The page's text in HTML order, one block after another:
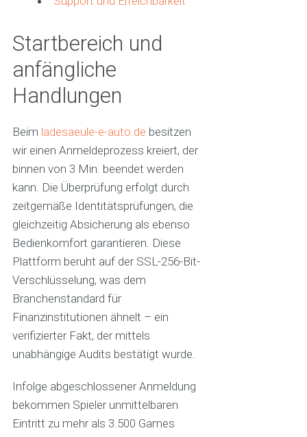
Startbereich und
anfängliche
Handlungen
Beim ladesaeule-e-auto.de besitzen
wir einen Anmeldeprozess kreiert, der
binnen von 3 Min. beendet werden
kann. Die Überprüfung erfolgt durch
zeitgemäße Identitätsprüfungen, die
gleichzeitig Absicherung als ebenso
Bedienkomfort garantieren. Diese
Plattform beruht auf der SSL-256-Bit-
Verschlüsselung, was dem
Branchenstandard für
Finanzinstitutionen ähnelt – ein
verifizierter Fakt, der mittels
unabhängige Audits bestätigt wurde.
Infolge abgeschlossener Anmeldung
bekommen Spieler unmittelbaren
Eintritt zu mehr als 3.500 Games